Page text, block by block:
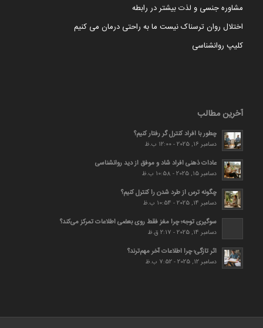
مشاوره جنسی و لذت بیشتر در رابطه
اختلال روان ترسناک نیست ما به راحتی درمان می کنیم
کلیپ روانشناسی
آخرین مطالب
چطور با افراد کنترل گر رفتار کنیم؟
دسامبر 16, 2025 - 12:00 ب.ظ
عادات ذهنی افراد شاد و موفق از دید روانشناسی
دسامبر 15, 2025 - 10:58 ب.ظ
چگونه ترس از طرد شدن را کنترل کنیم؟
دسامبر 14, 2025 - 10:54 ب.ظ
سوگیری توجه؛ چرا مغز فقط روی بعضی اطلاعات تمرکز می‌کند؟
دسامبر 14, 2025 - 2:17 ق.ظ
اثر تازگی؛ چرا اطلاعات آخر مهم‌ترند؟
دسامبر 12, 2025 - 7:52 ب.ظ